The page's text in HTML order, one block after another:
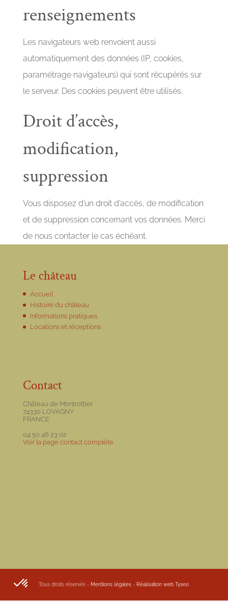
renseignements
Les navigateurs web renvoient aussi
automatiquement des données (IP, cookies,
paramétrage navigateurs) qui sont récupérés sur
le serveur. Des cookies peuvent être utilisés.
Droit d’accès,
modification,
suppression
Vous disposez d’un droit d’accès, de modification
et de suppression concernant vos données. Merci
de nous contacter le cas échéant.
Le château
Accueil
Histoire du château
Informations pratiques
Locations et réceptions
Contact
Château de Montrottier
74330 LOVAGNY
FRANCE
04 50 46 23 02
Voir la page contact complète
Tous droits réservés - Mentions légales - Réalisation web Tyseo